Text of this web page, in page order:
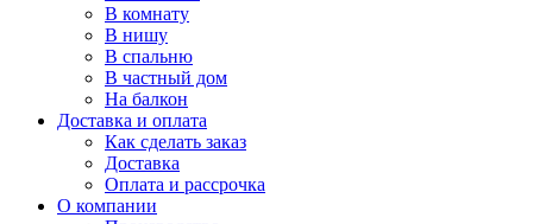
В комнату
В нишу
В спальню
В частный дом
На балкон
Доставка и оплата
Как сделать заказ
Доставка
Оплата и рассрочка
О компании